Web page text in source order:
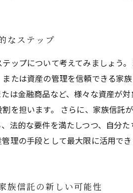
なステップ
ップについて考えてみましょう
たは資産の管理を信頼できる家
は金融商品など、様々な資産が
を担います。 さらに、家族信
法的な要件を満たしつつ、自分
理の手段として最大限に活用でき
族信託の新しい可能性